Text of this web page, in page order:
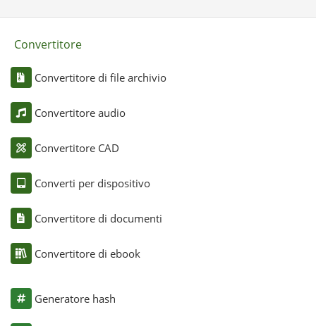
Convertitore
Convertitore di file archivio
Convertitore audio
Convertitore CAD
Converti per dispositivo
Convertitore di documenti
Convertitore di ebook
Generatore hash